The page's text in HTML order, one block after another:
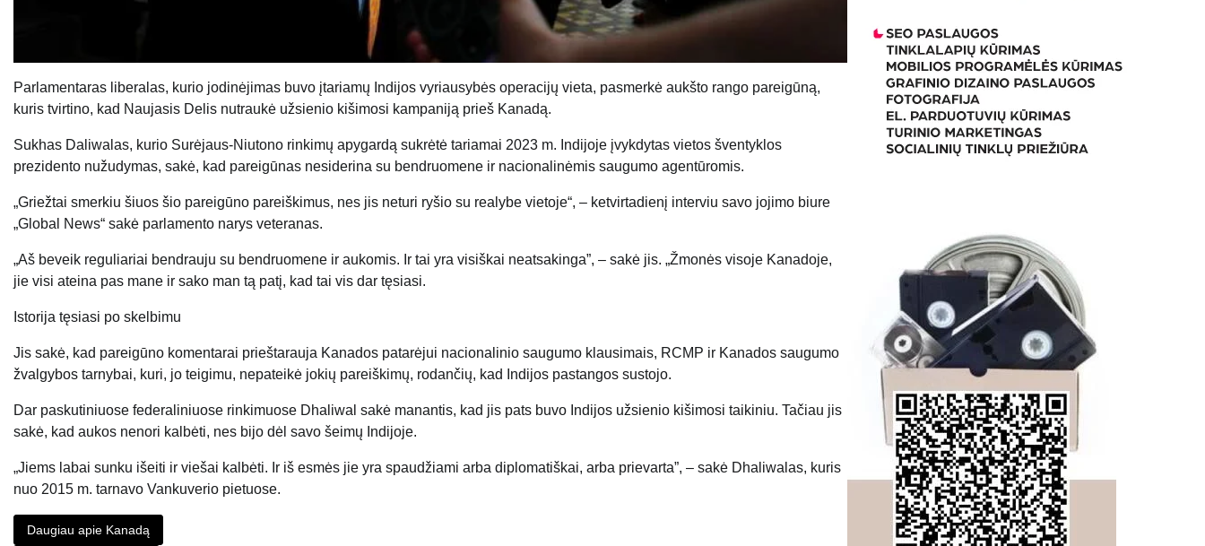
Parlamentaras liberalas, kurio jodinėjimas buvo įtariamų Indijos vyriausybės operacijų vieta, pasmerkė aukšto rango pareigūną,
kuris tvirtino, kad Naujasis Delis nutraukė užsienio kišimosi kampaniją prieš Kanadą.
Sukhas Daliwalas, kurio Surėjaus-Niutono rinkimų apygardą sukrėtė tariamai 2023 m. Indijoje įvykdytas vietos šventyklos
prezidento nužudymas, sakė, kad pareigūnas nesiderina su bendruomene ir nacionalinėmis saugumo agentūromis.
„Griežtai smerkiu šiuos šio pareigūno pareiškimus, nes jis neturi ryšio su realybe vietoje“, – ketvirtadienį interviu savo jojimo biure
„Global News“ sakė parlamento narys veteranas.
„Aš beveik reguliariai bendrauju su bendruomene ir aukomis. Ir tai yra visiškai neatsakinga”, – sakė jis. „Žmonės visoje Kanadoje,
jie visi ateina pas mane ir sako man tą patį, kad tai vis dar tęsiasi.
Istorija tęsiasi po skelbimu
Jis sakė, kad pareigūno komentarai prieštarauja Kanados patarėjui nacionalinio saugumo klausimais, RCMP ir Kanados saugumo
žvalgybos tarnybai, kuri, jo teigimu, nepateikė jokių pareiškimų, rodančių, kad Indijos pastangos sustojo.
Dar paskutiniuose federaliniuose rinkimuose Dhaliwal sakė manantis, kad jis pats buvo Indijos užsienio kišimosi taikiniu. Tačiau jis
sakė, kad aukos nenori kalbėti, nes bijo dėl savo šeimų Indijoje.
„Jiems labai sunku išeiti ir viešai kalbėti. Ir iš esmės jie yra spaudžiami arba diplomatiškai, arba prievarta”, – sakė Dhaliwalas, kuris
nuo 2015 m. tarnavo Vankuverio pietuose.
Daugiau apie Kanadą